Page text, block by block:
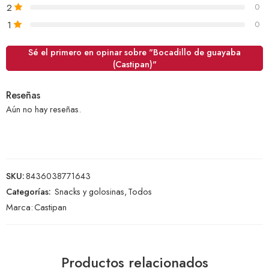
2 0
1 0
Sé el primero en opinar sobre "Bocadillo de guayaba
(Castipan)"
Reseñas
Aún no hay reseñas.
SKU:8436038771643
Categorías: Snacks y golosinas,Todos
Marca:Castipan
Productos relacionados